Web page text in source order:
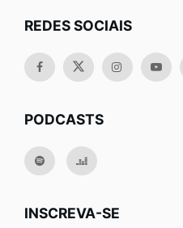
REDES SOCIAIS
PODCASTS
INSCREVA-SE